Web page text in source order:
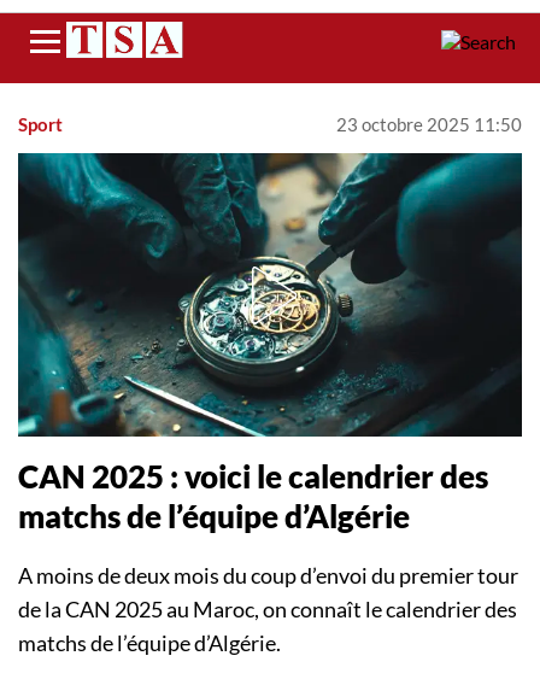
Menu
Sport 23 octobre 2025 11:50
CAN 2025 : voici le calendrier des
matchs de l’équipe d’Algérie
A moins de deux mois du coup d’envoi du premier tour
de la CAN 2025 au Maroc, on connaît le calendrier des
matchs de l’équipe d’Algérie.